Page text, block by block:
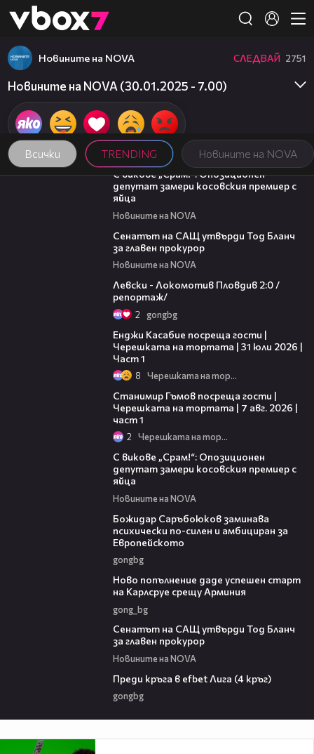
👾
Всички TRENDING Новините на NOVA
Новините на NOVA СЛЕДВАЙ 2751
Новините на NOVA (30.01.2025 - 7.00)
01:24
С викове „Срам!“: Опозиционен
депутат замери косовския премиер с
яйца
Новините на NOVA
Сенатът на САЩ утвърди Тод Бланч
за главен прокурор
Новините на NOVA
Левски - Локомотив Пловдив 2:0 /
репортаж/
2 gongbg
Енджи Касабие посреща гости |
Черешката на тортата | 31 юли 2026 |
Част 1
8 Черешката на тортата
Станимир Гъмов посреща гости |
Черешката на тортата | 7 авг. 2026 |
част 1
2 Черешката на тортата
С викове „Срам!“: Опозиционен
депутат замери косовския премиер с
яйца
Новините на NOVA
Божидар Саръбоюков заминава
психически по-силен и амбициран за
Европейското
gongbg
Ново попълнение даде успешен старт
на Карлсруе срещу Арминия
gong_bg
Сенатът на САЩ утвърди Тод Бланч
за главен прокурор
Новините на NOVA
Преди кръга в efbet Лига (4 кръг)
gongbg